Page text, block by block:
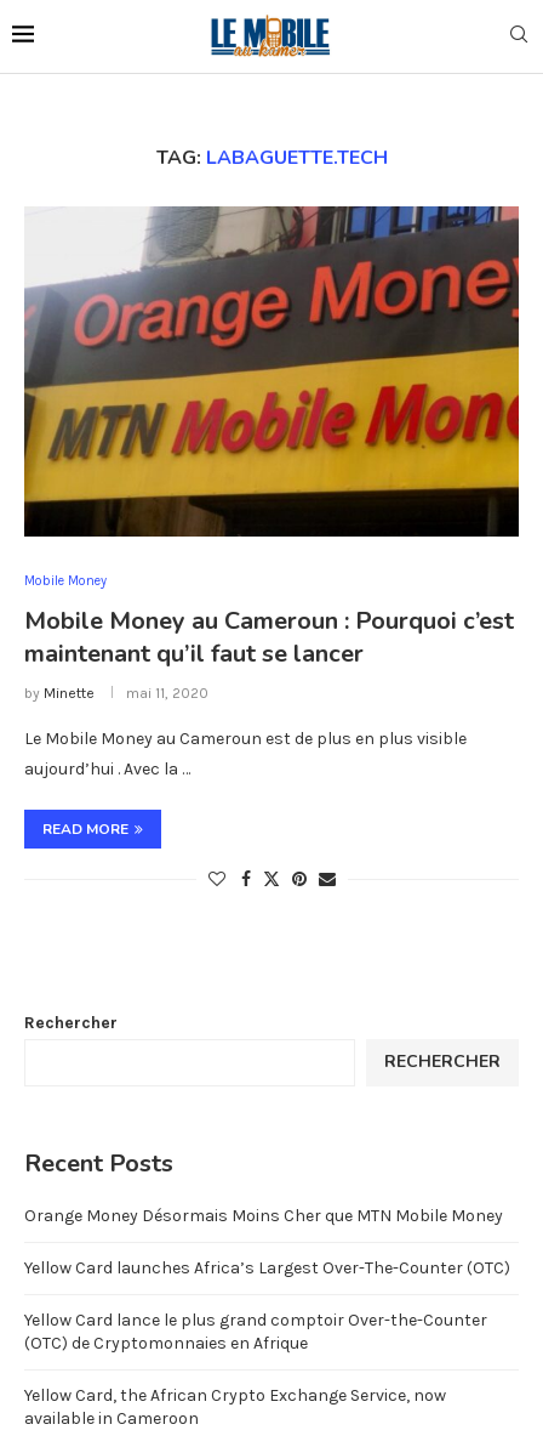
TAG: LABAGUETTE.TECH
Mobile Money
Mobile Money au Cameroun : Pourquoi c’est
maintenant qu’il faut se lancer
by Minette mai 11, 2020
Le Mobile Money au Cameroun est de plus en plus visible
aujourd’hui . Avec la …
READ MORE
Rechercher
RECHERCHER
Recent Posts
Orange Money Désormais Moins Cher que MTN Mobile Money
Yellow Card launches Africa’s Largest Over-The-Counter (OTC)
Yellow Card lance le plus grand comptoir Over-the-Counter
(OTC) de Cryptomonnaies en Afrique
Yellow Card, the African Crypto Exchange Service, now
available in Cameroon